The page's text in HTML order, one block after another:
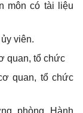
môn có tài liệu
viên.
quan, tổ chức
quan, tổ chức
phòng Hành